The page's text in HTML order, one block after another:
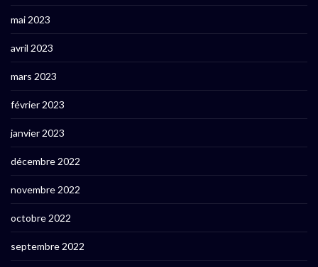
mai 2023
avril 2023
mars 2023
février 2023
janvier 2023
décembre 2022
novembre 2022
octobre 2022
septembre 2022